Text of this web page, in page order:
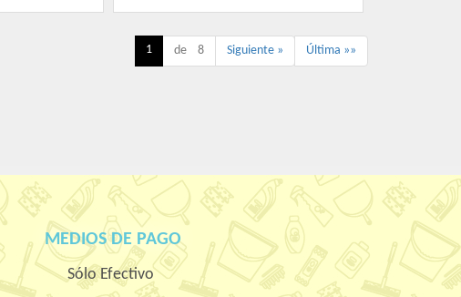
1 de 8 Siguiente » Última »»
MEDIOS DE PAGO
Sólo Efectivo